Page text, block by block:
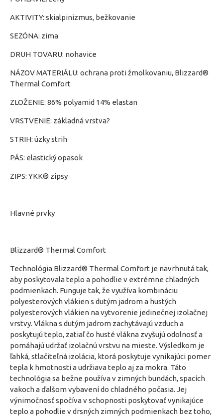
AKTIVITY: skialpinizmus, bežkovanie
SEZÓNA: zima
DRUH TOVARU: nohavice
NÁZOV MATERIÁLU: ochrana proti žmolkovaniu, Blizzard®
Thermal Comfort
ZLOŽENIE: 86% polyamid 14% elastan
VRSTVENIE: základná vrstva?
STRIH: úzky strih
PÁS: elastický opasok
ZIPS: YKK® zipsy
Hlavné prvky
Blizzard® Thermal Comfort
Technológia Blizzard® Thermal Comfort je navrhnutá tak,
aby poskytovala teplo a pohodlie v extrémne chladných
podmienkach. Funguje tak, že využíva kombináciu
polyesterových vlákien s dutým jadrom a hustých
polyesterových vlákien na vytvorenie jedinečnej izolačnej
vrstvy. Vlákna s dutým jadrom zachytávajú vzduch a
poskytujú teplo, zatiaľ čo husté vlákna zvyšujú odolnosť a
pomáhajú udržať izolačnú vrstvu na mieste. Výsledkom je
ľahká, stlačiteľná izolácia, ktorá poskytuje vynikajúci pomer
tepla k hmotnosti a udržiava teplo aj za mokra. Táto
technológia sa bežne používa v zimných bundách, spacích
vakoch a ďalšom vybavení do chladného počasia. Jej
výnimočnosť spočíva v schopnosti poskytovať vynikajúce
teplo a pohodlie v drsných zimných podmienkach bez toho,